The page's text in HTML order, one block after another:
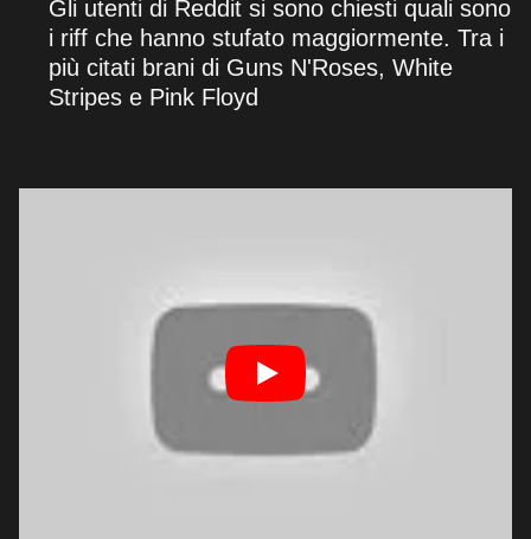
Gli utenti di Reddit si sono chiesti quali sono
i riff che hanno stufato maggiormente. Tra i
più citati brani di Guns N'Roses, White
Stripes e Pink Floyd